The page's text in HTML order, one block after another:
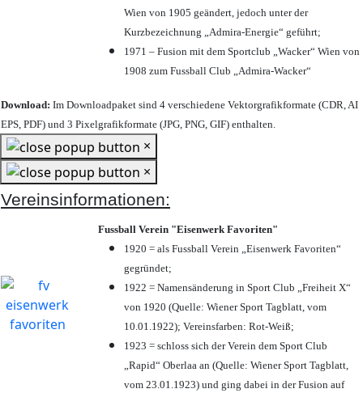
Wien von 1905 geändert, jedoch unter der
Kurzbezeichnung „Admira-Energie“ geführt;
1971 – Fusion mit dem Sportclub „Wacker“ Wien von
1908 zum Fussball Club „Admira-Wacker“
Download: Im Downloadpaket sind 4 verschiedene Vektorgrafikformate (CDR, AI
EPS, PDF) und 3 Pixelgrafikformate (JPG, PNG, GIF) enthalten.
×
×
Vereinsinformationen:
Fussball Verein "Eisenwerk Favoriten"
1920 = als Fussball Verein „Eisenwerk Favoriten“
gegründet;
1922 = Namensänderung in Sport Club „Freiheit X“
von 1920 (Quelle: Wiener Sport Tagblatt, vom
10.01.1922); Vereinsfarben: Rot-Weiß;
1923 = schloss sich der Verein dem Sport Club
„Rapid“ Oberlaa an (Quelle: Wiener Sport Tagblatt,
vom 23.01.1923) und ging dabei in der Fusion auf